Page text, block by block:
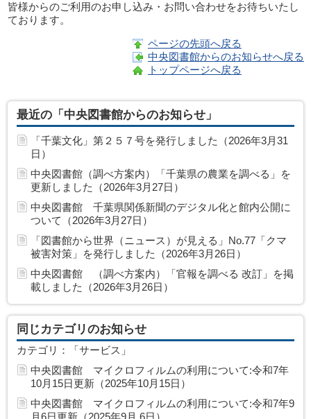
皆様からのご利用のお申し込み・お問い合わせをお待ちいたし
ております。
ページの先頭へ戻る
中央図書館からのお知らせへ戻る
トップページへ戻る
最近の「中央図書館からのお知らせ」
「千葉文化」第２５７号を発行しました（2026年3月31
日）
中央図書館（調べ方案内）「千葉県の農業を調べる」を
更新しました（2026年3月27日）
中央図書館 千葉県関係新聞のデジタル化と館内公開に
ついて（2026年3月27日）
「図書館から世界（ニュース）が見える」No.77「クマ
被害対策」を発行しました（2026年3月26日）
中央図書館 （調べ方案内）「官報を調べる 改訂」を掲
載しました（2026年3月26日）
同じカテゴリのお知らせ
カテゴリ：「サービス」
中央図書館 マイクロフィルムの利用について:令和7年
10月15日更新（2025年10月15日）
中央図書館 マイクロフィルムの利用について:令和7年9
月6日更新（2025年9月 6日）